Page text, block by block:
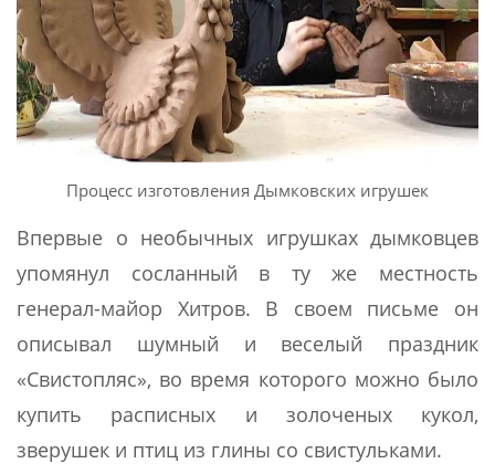
Процесс изготовления Дымковских игрушек
Впервые о необычных игрушках дымковцев
упомянул сосланный в ту же местность
генерал-майор Хитров. В своем письме он
описывал шумный и веселый праздник
«Свистопляс», во время которого можно было
купить расписных и золоченых кукол,
зверушек и птиц из глины со свистульками.